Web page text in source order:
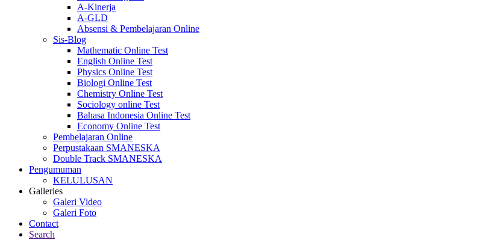
A-Kinerja
A-GLD
Absensi & Pembelajaran Online
Sis-Blog
Mathematic Online Test
English Online Test
Physics Online Test
Biologi Online Test
Chemistry Online Test
Sociology online Test
Bahasa Indonesia Online Test
Economy Online Test
Pembelajaran Online
Perpustakaan SMANESKA
Double Track SMANESKA
Pengumuman
KELULUSAN
Galleries
Galeri Video
Galeri Foto
Contact
Search